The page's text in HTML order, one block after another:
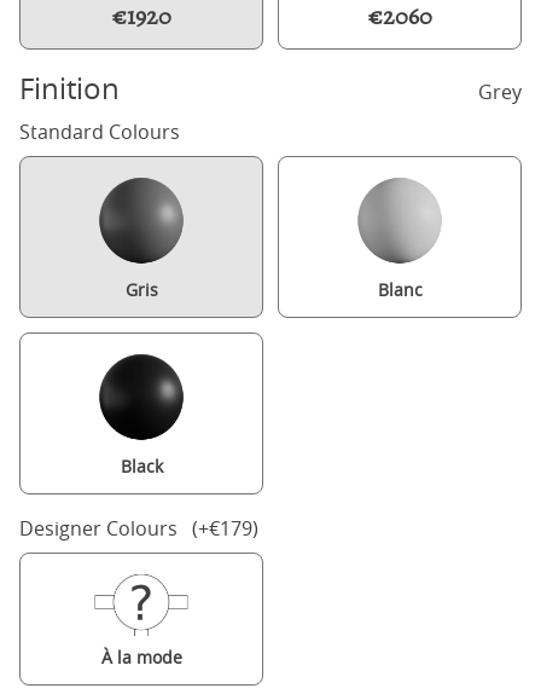
€1920 €2060
Finition
Grey
Standard Colours
Gris Blanc
Black
Designer Colours (+€179)
À la mode